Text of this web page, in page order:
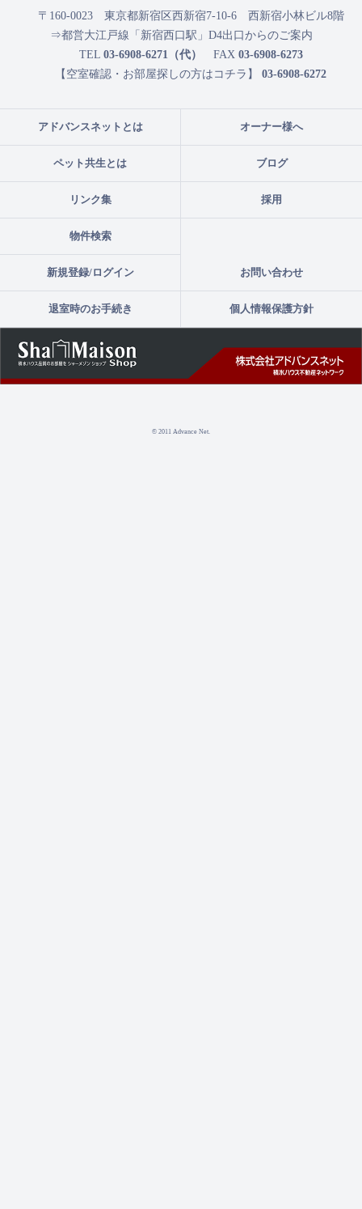
アドバンスネットとは オーナー様へ
ペット共生とは ブログ
リンク集 採用
物件検索
新規登録/ログイン お問い合わせ
退室時のお手続き 個人情報保護方針
© 2011 Advance Net.
〒160-0023 東京都新宿区西新宿7-10-6 西新宿小林ビル8階
⇒都営大江戸線「新宿西口駅」D4出口からのご案内
TEL 03-6908-6271（代） FAX 03-6908-6273
【空室確認・お部屋探しの方はコチラ】 03-6908-6272